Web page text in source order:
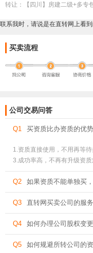
转让：【四川】房建二级+多专
联系我时，请说是在直转网上看
买卖流程
公司交易问答
Q1 买资质比办资质的优
1.资质直接使用，不用再等
3.成功率高，不再有升级资质
Q2 如果资质不能单独买
Q3 直转网买卖公司的服
Q4 如何办理公司股权变
Q5 如何规避所转公司的